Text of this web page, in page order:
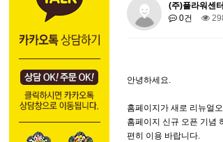
(주)플라워센터
0건
안녕하세요.
홈페이지가 새로 리뉴얼
홈페이지 신규 오픈 기념
편히 이용 바랍니다.